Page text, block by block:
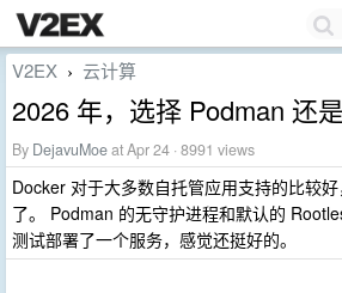
V2EX › 云计算
2026 年，选择 Podman 还
By DejavuMoeat Apr 24 · 8991 views
Docker 对于大多数自托管应用支持的比较
了。 Podman 的无守护进程和默认的
测试部署了一个服务，感觉还挺好的。